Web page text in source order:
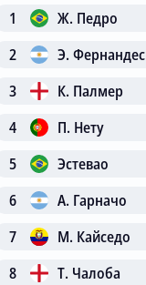
1
Ж. Педро
2 Э. Фернандес
3 К. Палмер
4 П. Нету
5 Эстевао
6 А. Гарначо
7 М. Кайседо
8 Т. Чалоба